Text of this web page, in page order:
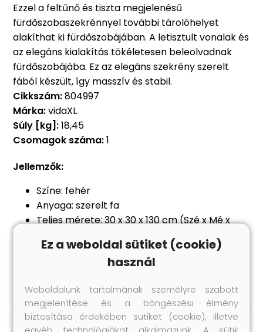
Ezzel a feltűnő és tiszta megjelenésű
fürdőszobaszekrénnyel további tárolóhelyet
alakíthat ki fürdőszobájában. A letisztult vonalak és
az elegáns kialakítás tökéletesen beleolvadnak
fürdőszobájába. Ez az elegáns szekrény szerelt
fából készült, így masszív és stabil.
Cikkszám:804997
Márka:vidaXL
Súly [kg]:18,45
Csomagok száma:1
Jellemzők:
Színe: fehér
Anyaga: szerelt fa
Teljes mérete: 30 x 30 x 130 cm (Szé x Mé x
Maximális terhelhetőség (összesen): 60 kg
Összeszerelést igényel: igen
Ez a weboldal sütiket (cookie)
használ
Weboldalunk tartalmának személyre szabott
megjelenítése és a böngészési élmény
biztosítása érdekében sütiket (cookie), illetve
egyéb technológiákat alkalmazunk. A sütik